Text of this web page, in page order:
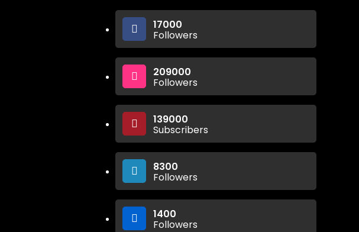
17000
Followers
209000
Followers
139000
Subscribers
8300
Followers
1400
Followers